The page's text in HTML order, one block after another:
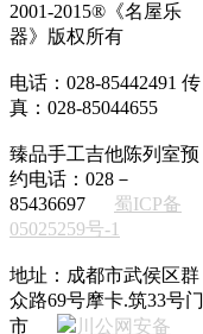
2001-2015®《名屋乐
器》版权所有
电话：028-85442491 传
真：028-85044655
臻品手工吉他陈列室预
约电话：028－
85436697 蜀ICP备
05025259号-1
地址：成都市武侯区群
众路69号摩卡.筑33号门
市
川公网安备